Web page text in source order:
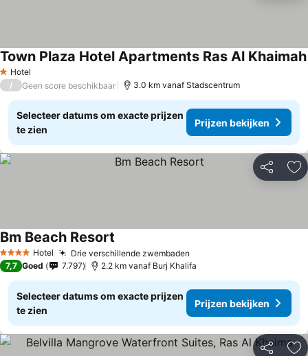
1 Sterren
Hotel
Town Plaza Hotel Apartments Ras Al Khaimah
/ Geen score beschikbaar 3.0 km vanaf Stadscentrum
Selecteer datums om exacte prijzen
te zien
Prijzen bekijken
Delen
4 SterrenHotel Drie verschillende zwembaden
Bm Beach Resort
7,7 Goed 7.797 2.2 km vanaf Burj Khalifa
Selecteer datums om exacte prijzen
te zien
Prijzen bekijken